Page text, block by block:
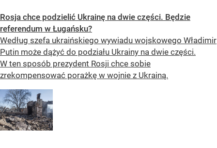
Rosja chce podzielić Ukrainę na dwie części. Będzie
referendum w Ługańsku?
Według szefa ukraińskiego wywiadu wojskowego Władimir
Putin może dążyć do podziału Ukrainy na dwie części.
W ten sposób prezydent Rosji chce sobie
zrekompensować porażkę w wojnie z Ukrainą.